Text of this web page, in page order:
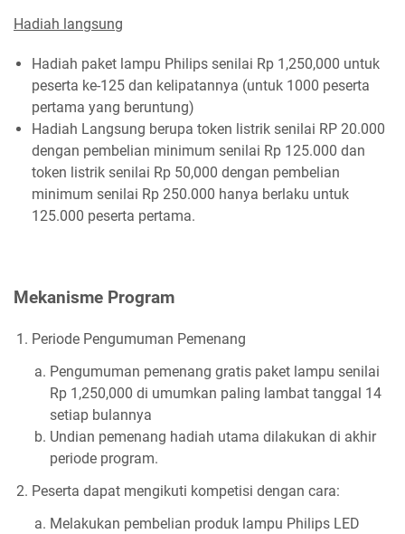
Hadiah langsung
Hadiah paket lampu Philips senilai Rp 1,250,000 untuk
peserta ke-125 dan kelipatannya (untuk 1000 peserta
pertama yang beruntung)
Hadiah Langsung berupa token listrik senilai RP 20.000
dengan pembelian minimum senilai Rp 125.000 dan
token listrik senilai Rp 50,000 dengan pembelian
minimum senilai Rp 250.000 hanya berlaku untuk
125.000 peserta pertama.
Mekanisme Program
Periode Pengumuman Pemenang
Pengumuman pemenang gratis paket lampu senilai
Rp 1,250,000 di umumkan paling lambat tanggal 14
setiap bulannya
Undian pemenang hadiah utama dilakukan di akhir
periode program.
Peserta dapat mengikuti kompetisi dengan cara:
Melakukan pembelian produk lampu Philips LED